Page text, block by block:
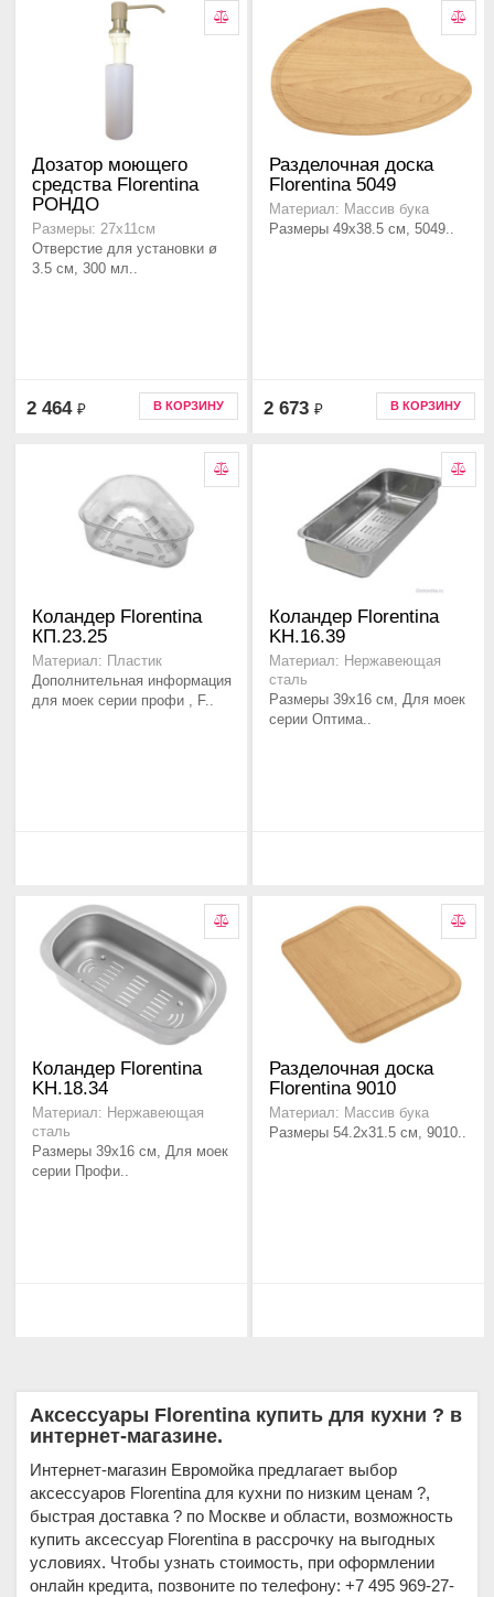
Дозатор моющего
средства Florentina
РОНДО
Размеры: 27x11см
Отверстие для установки ø
3.5 см, 300 мл..
2 464 ₽ В КОРЗИНУ
Разделочная доска
Florentina 5049
Материал: Массив бука
Размеры 49х38.5 см, 5049..
2 673 ₽ В КОРЗИНУ
Коландер Florentina
КП.23.25
Материал: Пластик
Дополнительная информация
для моек серии профи , F..
Коландер Florentina
KH.16.39
Материал: Нержавеющая
сталь
Размеры 39х16 см, Для моек
серии Оптима..
Коландер Florentina
KH.18.34
Материал: Нержавеющая
сталь
Размеры 39х16 см, Для моек
серии Профи..
Разделочная доска
Florentina 9010
Материал: Массив бука
Размеры 54.2х31.5 см, 9010..
Аксессуары Florentina купить для кухни ? в
интернет-магазине.
Интернет-магазин Евромойка предлагает выбор
аксессуаров Florentina для кухни по низким ценам ?,
быстрая доставка ? по Москве и области, возможность
купить аксессуар Florentina в рассрочку на выгодных
условиях. Чтобы узнать стоимость, при оформлении
онлайн кредита, позвоните по телефону: +7 495 969-27-